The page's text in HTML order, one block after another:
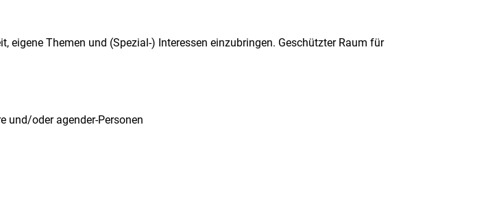
eigene Themen und (Spezial-) Interessen einzubringen. Geschützter Raum für
und/oder agender-Personen